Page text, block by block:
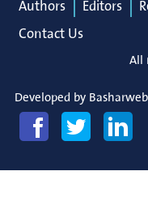
Authors
Editors
Contact Us
All
Developed by Basharweb